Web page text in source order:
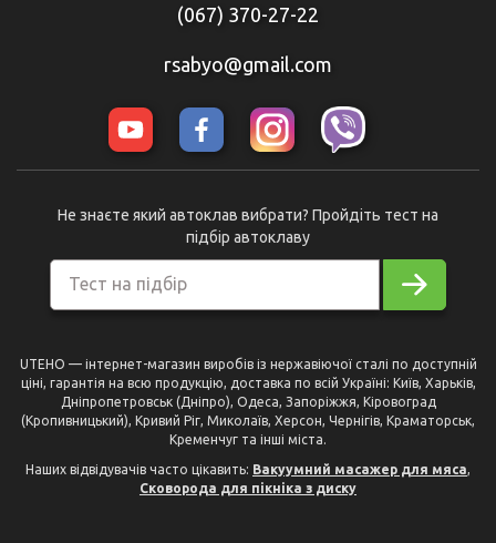
(067) 370-27-22
rsabyo@gmail.com
Тест на підбір
Не знаєте який автоклав вибрати? Пройдіть тест на
підбір автоклаву
UTEHO — інтернет-магазин виробів із нержавіючої сталі по доступній
ціні, гарантія на всю продукцію, доставка по всій Україні: Київ, Харьків,
Дніпропетровськ (Дніпро), Одеса, Запоріжжя, Кіровоград
(Кропивницький), Кривий Ріг, Миколаїв, Херсон, Чернігів, Краматорськ,
Кременчуг та інші міста.
Наших відвідувачів часто цікавить: Вакуумний масажер для мяса,
Сковорода для пікніка з диску